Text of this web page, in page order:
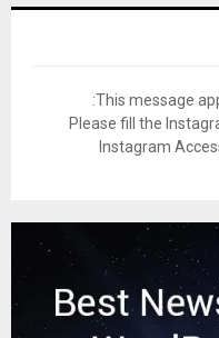
This message
Please fill the
Instagram